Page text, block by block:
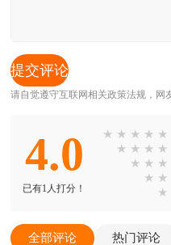
请自觉遵守互联网相关政策法规，网
4.0
已有1人打分！
★ ★ ★ ★ ★
★ ★ ★ ★
★ ★ ★
★ ★
★
全部评论 热门评论